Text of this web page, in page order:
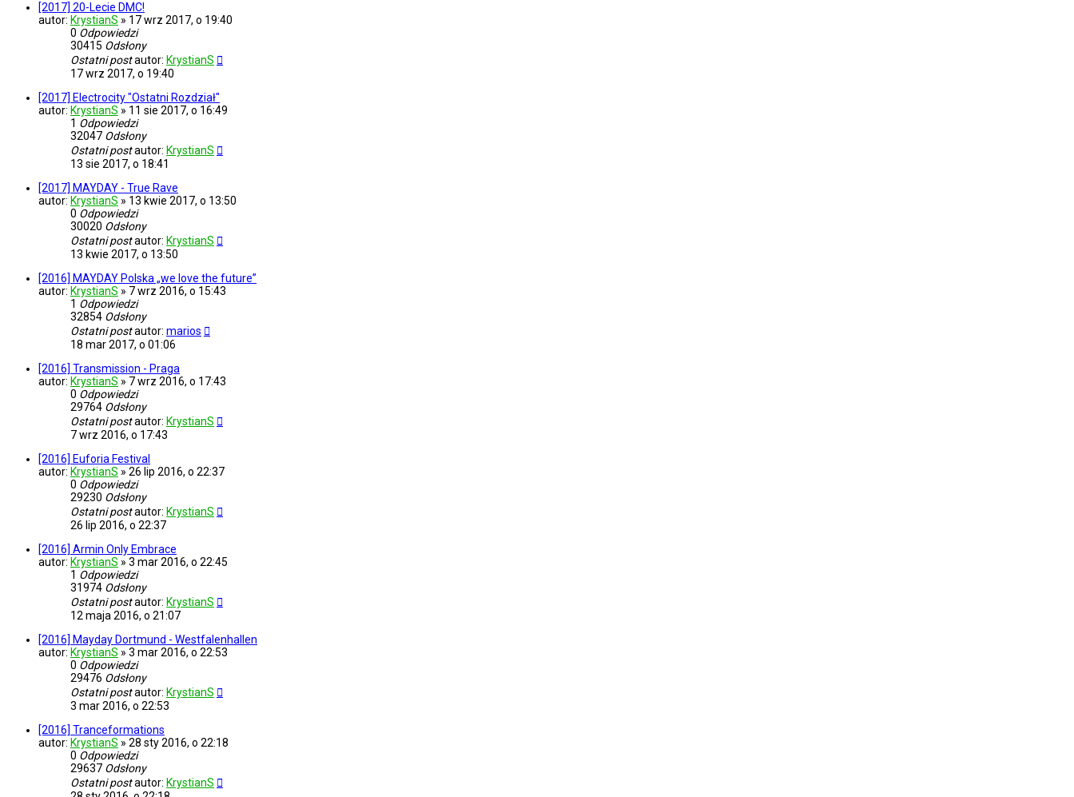
[2017] 20-Lecie DMC!
autor: KrystianS » 17 wrz 2017, o 19:40
0 Odpowiedzi
30415 Odsłony
Ostatni postautor: KrystianS
17 wrz 2017, o 19:40
[2017] Electrocity "Ostatni Rozdział"
autor: KrystianS » 11 sie 2017, o 16:49
1 Odpowiedzi
32047 Odsłony
Ostatni postautor: KrystianS
13 sie 2017, o 18:41
[2017] MAYDAY - True Rave
autor: KrystianS » 13 kwie 2017, o 13:50
0 Odpowiedzi
30020 Odsłony
Ostatni postautor: KrystianS
13 kwie 2017, o 13:50
[2016] MAYDAY Polska „we love the future”
autor: KrystianS » 7 wrz 2016, o 15:43
1 Odpowiedzi
32854 Odsłony
Ostatni postautor: marios
18 mar 2017, o 01:06
[2016] Transmission - Praga
autor: KrystianS » 7 wrz 2016, o 17:43
0 Odpowiedzi
29764 Odsłony
Ostatni postautor: KrystianS
7 wrz 2016, o 17:43
[2016] Euforia Festival
autor: KrystianS » 26 lip 2016, o 22:37
0 Odpowiedzi
29230 Odsłony
Ostatni postautor: KrystianS
26 lip 2016, o 22:37
[2016] Armin Only Embrace
autor: KrystianS » 3 mar 2016, o 22:45
1 Odpowiedzi
31974 Odsłony
Ostatni postautor: KrystianS
12 maja 2016, o 21:07
[2016] Mayday Dortmund - Westfalenhallen
autor: KrystianS » 3 mar 2016, o 22:53
0 Odpowiedzi
29476 Odsłony
Ostatni postautor: KrystianS
3 mar 2016, o 22:53
[2016] Tranceformations
autor: KrystianS » 28 sty 2016, o 22:18
0 Odpowiedzi
29637 Odsłony
Ostatni postautor: KrystianS